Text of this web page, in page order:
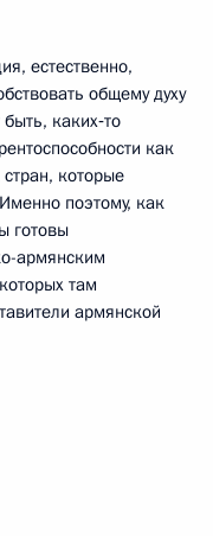
естественно,
общему духу
каких‑то
как
которые
поэтому, как
готовы
армянским
там
армянской